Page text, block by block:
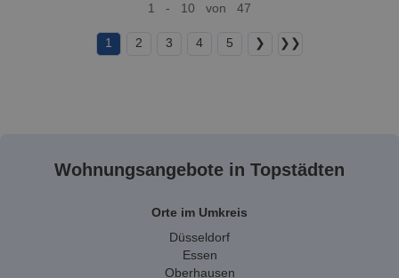
1 - 10 von 47
1 2 3 4 5 ❯ ❯❯
Wohnungsangebote in Topstädten
Orte im Umkreis
Düsseldorf
Essen
Oberhausen